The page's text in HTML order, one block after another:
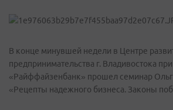
В конце минувшей недели в Центре
предпринимательства г. Владивостока
«Райффайзенбанк» прошел семинар
«Рецепты надежного бизнеса. Законы